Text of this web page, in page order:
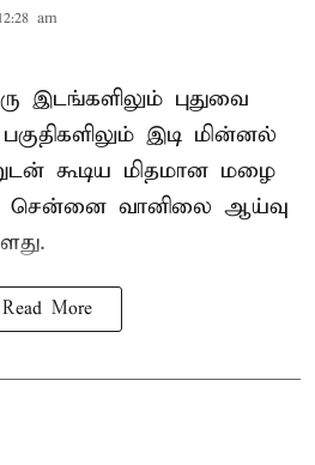
am
இடங்களிலும் புதுவை
இடி மின்னல்
கூடிய மிதமான மழை
சென்னை வானிலை ஆய்வு
Read More